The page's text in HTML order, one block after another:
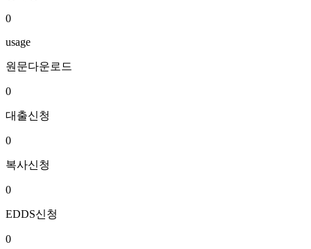
0
usage
원문다운로드
0
대출신청
0
복사신청
0
EDDS신청
0